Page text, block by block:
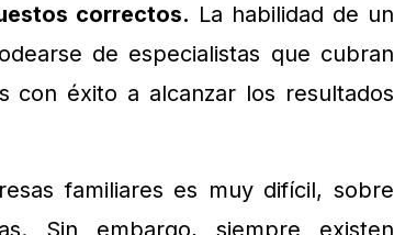
correctos. La habilidad de un
de especialistas que cubran
con éxito a alcanzar los resultados
familiares es muy difícil, sobre